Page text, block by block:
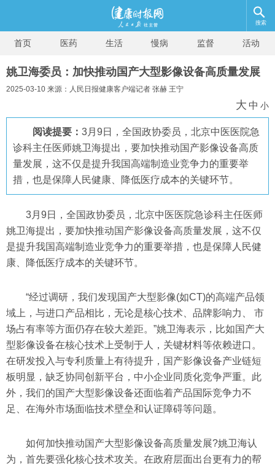
搜索
首页 医药 生活 慢病 监督 活动
姚卫海委员：加快推动国产大型影像设备高质量发展
2025-03-10 来源：人民日报健康客户端记者 张赫 王宁
大 中 小
阅读提要： 3月9日，全国政协委员，北京中医医院急
诊科主任医师姚卫海提出，要加快推动国产影像设备高质
量发展，这不仅是提升我国高端制造业竞争力的重要举
措，也是保障人民健康、降低医疗成本的关键环节。
3月9日，全国政协委员，北京中医医院急诊科主任医师
姚卫海提出，要加快推动国产影像设备高质量发展，这不仅
是提升我国高端制造业竞争力的重要举措，也是保障人民健
康、降低医疗成本的关键环节。
“经过调研，我们发现国产大型影像(如CT)的高端产品领
域上，与进口产品相比，无论是核心技术、品牌影响力、 市
场占有率等方面仍存在较大差距。”姚卫海表示，比如国产大
型影像设备在核心技术上受制于人，关键材料等依赖进口。
在研发投入与专利质量上有待提升，国产影像设备产业链短
板明显，缺乏协同创新平台，中小企业同质化竞争严重。此
外，我们的国产大型影像设备还面临着产品国际竞争力不
足、在海外市场面临技术壁垒和认证障碍等问题。
如何加快推动国产大型影像设备高质量发展?姚卫海认
为，首先要强化核心技术攻关。在政府层面出台更有力的帮